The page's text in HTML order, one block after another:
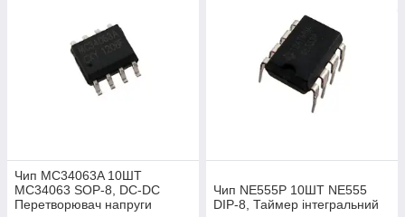
Чип MC34063A 10ШТ
MC34063 SOP-8, DC-DC
Перетворювач напруги
Чип NE555P 10ШТ NE555
DIP-8, Таймер інтегральний